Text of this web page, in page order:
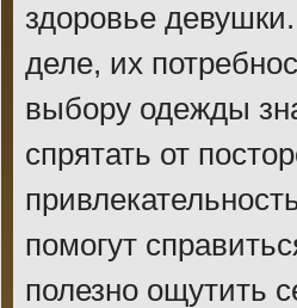
здоровье
деле, их
выбору одежды
спрятать от
помогут
полезно ощутить